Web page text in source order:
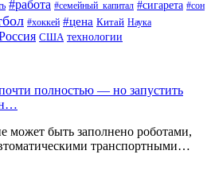
#работа #семейный_капитал #сигарета #сон
#хоккей #цена Китай Наука
США технологии
полностью — но запустить
может быть заполнено роботами,
транспортными…